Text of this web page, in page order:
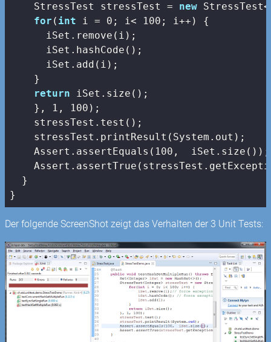
    StressTest
stressTest = new
for ( int i = 0 ; i< 100 ; i++) {
      iSet.remove(i);
      iSet.hashCode();
      iSet.add(i);
    }
return iSet.size();
    },
1 , 100 );
    stressTest.test();
    stressTest.printResult(System.out);
    Assert.assertEquals(
100 ,  iSet.size());
  }
}
Der folgende ScreenShot zeigt das Verhalten der 3 Unit Tests: